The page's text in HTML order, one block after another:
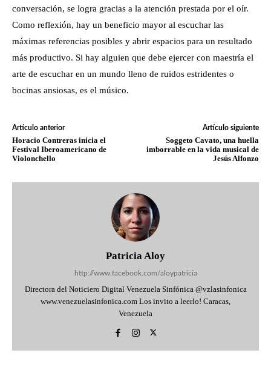
conversación, se logra gracias a la atención prestada por el oír.
Como reflexión, hay un beneficio mayor al escuchar las
máximas referencias posibles y abrir espacios para un resultado
más productivo. Si hay alguien que debe ejercer con maestría el
arte de escuchar en un mundo lleno de ruidos estridentes o
bocinas ansiosas, es el músico.
Artículo anterior
Horacio Contreras inicia el
Festival Iberoamericano de
Violonchello
Artículo siguiente
Soggeto Cavato, una huella
imborrable en la vida musical de
Jesús Alfonzo
Patricia Aloy
http://www.facebook.com/aloypatricia
Directora del Noticiero Digital Venezuela Sinfónica @vzlasinfonica
www.venezuelasinfonica.com Los invito a leerlo! Caracas,
Venezuela